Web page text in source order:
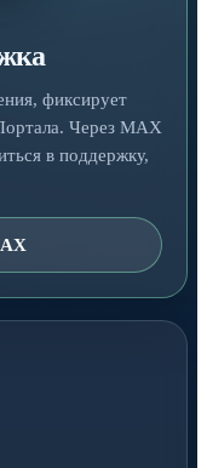
фиксирует
Через MAX
в поддержку,